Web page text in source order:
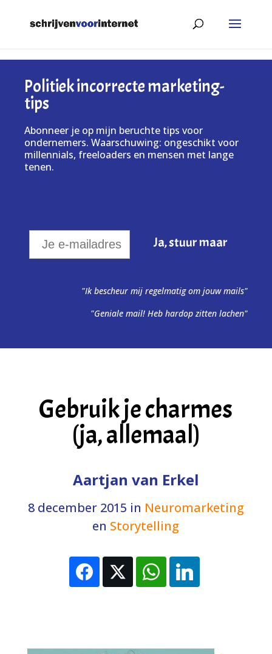
Politiek incorrecte marketing-
tips
Abonneer je op mijn beruchte tips voor
ondernemers. Waarschuwing: ongeschikt voor
millennials, freeloaders en mensen met lange
tenen.
"Ik bescheur mij regelmatig om jouw mails"
"Geniale mail! Heb hardop zitten lachen"
Gebruik je charmes
(ja, allemaal)
Aartjan van Erkel
8 december 2015 in Neuromarketing
en Storytelling